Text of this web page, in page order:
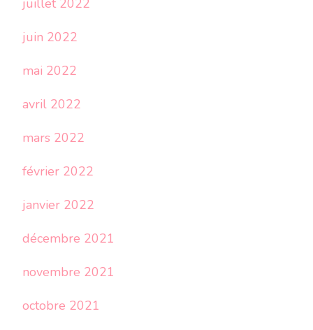
juillet 2022
juin 2022
mai 2022
avril 2022
mars 2022
février 2022
janvier 2022
décembre 2021
novembre 2021
octobre 2021